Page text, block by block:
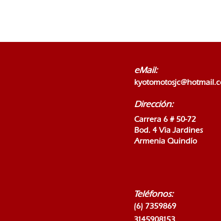
eMail:
Dirección:
Carrera 6 # 50-72
Bod. 4 Via Jardines
Armenia Quindío
Teléfonos:
(6) 7359869